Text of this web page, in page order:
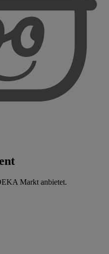
Markt anbietet.